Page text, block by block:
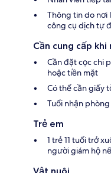
Thông tin do nơi
công cụ dịch tự
Cần cung cấp khi
Cần đặt cọc chi
hoặc tiền mặt
Có thể cần giấy
Tuổi nhận
Trẻ em
1 trẻ 11 tuổi trở
người giám hộ